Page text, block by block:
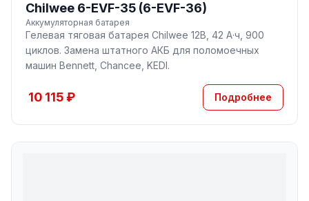
Chilwee 6-EVF-35 (6-EVF-36)
Аккумуляторная батарея
Гелевая тяговая батарея Chilwee 12В, 42 А·ч, 900
циклов. Замена штатного АКБ для поломоечных
машин Bennett, Chancee, KEDI.
10 115 ₽ Подробнее